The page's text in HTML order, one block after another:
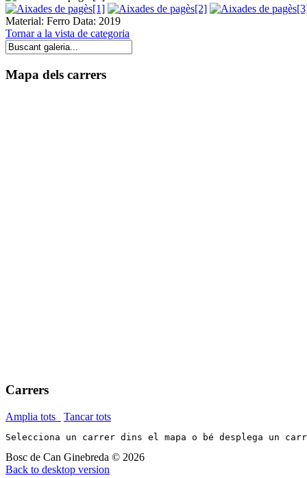
Material: Ferro Data: 2019
Tornar a la vista de categoria
Mapa dels carrers
Carrers
Amplia tots Tancar tots
Selecciona un carrer dins el mapa o bé desplega un
Bosc de Can Ginebreda © 2026
Back to desktop version